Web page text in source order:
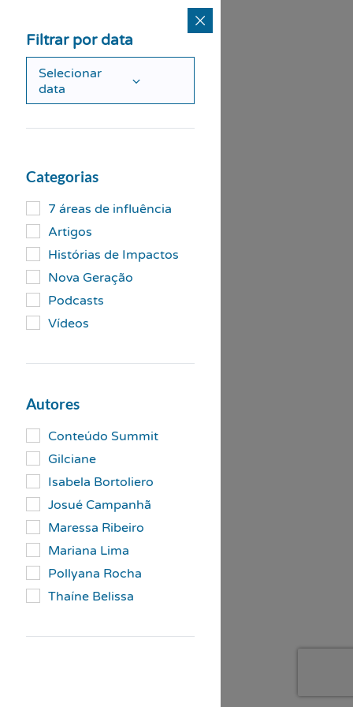
Filtrar por data
Selecionar
data
Categorias
7 áreas de influência
Artigos
Histórias de Impactos
Nova Geração
Podcasts
Vídeos
Autores
Conteúdo Summit
Gilciane
Isabela Bortoliero
Josué Campanhã
Maressa Ribeiro
Mariana Lima
Pollyana Rocha
Thaíne Belissa